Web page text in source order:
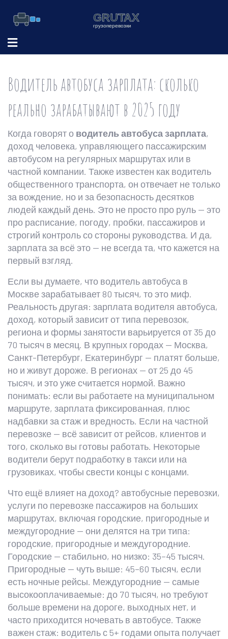
Водитель автобуса зарплата: сколько
реально зарабатывают в 2025 году
Когда говорят о водитель автобуса зарплата,
доход человека, управляющего пассажирским
автобусом на регулярных маршрутах или в
частной компании. Также известен как водитель
общественного транспорта, он отвечает не только
за вождение, но и за безопасность десятков
людей каждый день. Это не просто про руль — это
про расписание, погоду, пробки, пассажиров и
строгий контроль со стороны руководства. И да,
зарплата за всё это — не всегда та, что кажется на
первый взгляд.
Если вы думаете, что водитель автобуса в
Москве зарабатывает 80 тысяч, то это миф.
Реальность другая: зарплата водителя автобуса,
доход, который зависит от типа перевозок,
региона и формы занятости варьируется от 35 до
70 тысяч в месяц. В крупных городах — Москва,
Санкт-Петербург, Екатеринбург — платят больше,
но и живут дороже. В регионах — от 25 до 45
тысяч, и это уже считается нормой. Важно
понимать: если вы работаете на муниципальном
маршруте, зарплата фиксированная, плюс
надбавки за стаж и вредность. Если на частной
перевозке — всё зависит от рейсов, клиентов и
того, сколько вы готовы работать. Некоторые
водители берут подработку в такси или на
грузовиках, чтобы свести концы с концами.
Что ещё влияет на доход? автобусные перевозки,
услуги по перевозке пассажиров на больших
маршрутах, включая городские, пригородные и
междугородние — они делятся на три типа:
городские, пригородные и междугородние.
Городские — стабильно, но низко: 35–45 тысяч.
Пригородные — чуть выше: 45–60 тысяч, если
есть ночные рейсы. Междугородние — самые
высокооплачиваемые: до 70 тысяч, но требуют
больше времени на дороге, выходных нет, и
часто приходится ночевать в автобусе. Также
важен стаж: водитель с 5+ годами опыта получает